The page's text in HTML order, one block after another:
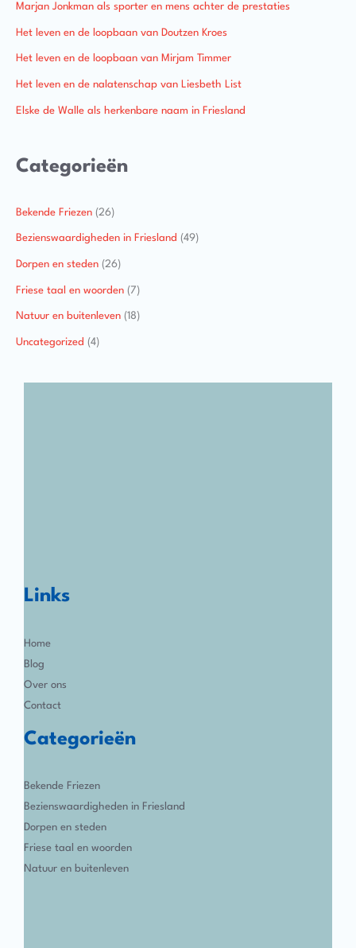
Marjan Jonkman als sporter en mens achter de prestaties
Het leven en de loopbaan van Doutzen Kroes
Het leven en de loopbaan van Mirjam Timmer
Het leven en de nalatenschap van Liesbeth List
Elske de Walle als herkenbare naam in Friesland
Categorieën
Bekende Friezen (26)
Bezienswaardigheden in Friesland (49)
Dorpen en steden (26)
Friese taal en woorden (7)
Natuur en buitenleven (18)
Uncategorized (4)
Links
Home
Blog
Over ons
Contact
Categorieën
Bekende Friezen
Bezienswaardigheden in Friesland
Dorpen en steden
Friese taal en woorden
Natuur en buitenleven